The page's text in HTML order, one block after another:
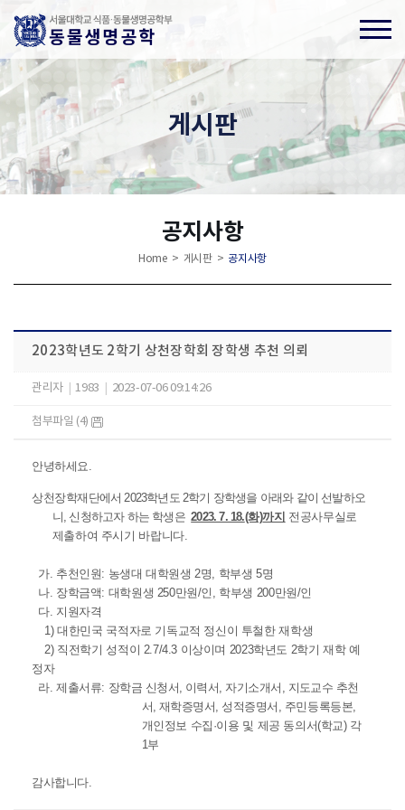
게시판
공지사항
Home > 게시판 > 공지사항
2023학년도 2학기 상천장학회 장학생 추천 의뢰
관리자 1983 2023-07-06 09:14:26
첨부파일 (4)
안녕하세요.
상천장학재단에서 2023학년도 2학기 장학생을 아래와 같이 선발하오
니, 신청하고자 하는 학생은2023. 7. 18.(화)까지 전공사무실로
제출하여 주시기 바랍니다.
가. 추천인원: 농생대 대학원생 2명, 학부생 5명
나. 장학금액: 대학원생 250만원/인, 학부생 200만원/인
다. 지원자격
1) 대한민국 국적자로 기독교적 정신이 투철한 재학생
2) 직전학기 성적이 2.7/4.3 이상이며 2023학년도 2학기 재학 예
정자
라. 제출서류: 장학금 신청서, 이력서, 자기소개서, 지도교수 추천
서, 재학증명서, 성적증명서 , 주민등록등본,
개인정보 수집·이용 및 제공 동의서(학교) 각
1부
감사합니다.